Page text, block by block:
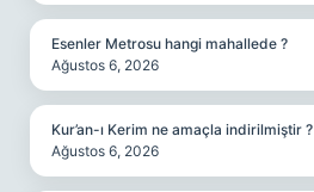
Esenler Metrosu hangi mahallede ?
Ağustos 6, 2026
Kur’an-ı Kerim ne amaçla indirilmiştir ?
Ağustos 6, 2026